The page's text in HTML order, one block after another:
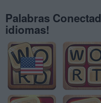
Palabras
idiomas!